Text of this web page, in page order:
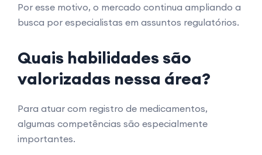
Por esse motivo, o mercado continua ampliando a
busca por especialistas em assuntos regulatórios.
Quais habilidades são
valorizadas nessa área?
Para atuar com registro de medicamentos,
algumas competências são especialmente
importantes.